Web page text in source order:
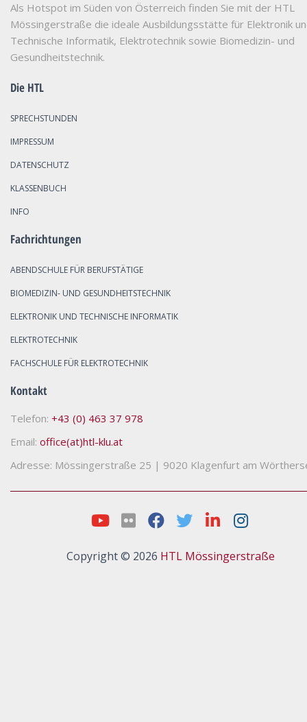
Als Hotspot im Süden von Österreich finden Sie mit der HTL
Mössingerstraße die ideale Ausbildungsstätte für Elektronik
Technische Informatik, Elektrotechnik sowie Biomedizin- und
Gesundheitstechnik.
Die HTL
SPRECHSTUNDEN
IMPRESSUM
DATENSCHUTZ
KLASSENBUCH
INFO
Fachrichtungen
ABENDSCHULE FÜR BERUFSTÄTIGE
BIOMEDIZIN- UND GESUNDHEITSTECHNIK
ELEKTRONIK UND TECHNISCHE INFORMATIK
ELEKTROTECHNIK
FACHSCHULE FÜR ELEKTROTECHNIK
Kontakt
Telefon: +43 (0) 463 37 978
Email: office(at)htl-klu.at
Adresse: Mössingerstraße 25 | 9020 Klagenfurt am
Copyright © 2026 HTL Mössingerstraße